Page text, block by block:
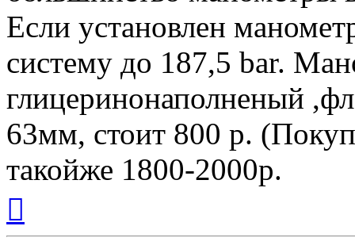
Если установлен
систему до 187,5 bar.
глицеринонаполненый
63мм, cтоит 800 р.
такойже 1800-2000р.
началу